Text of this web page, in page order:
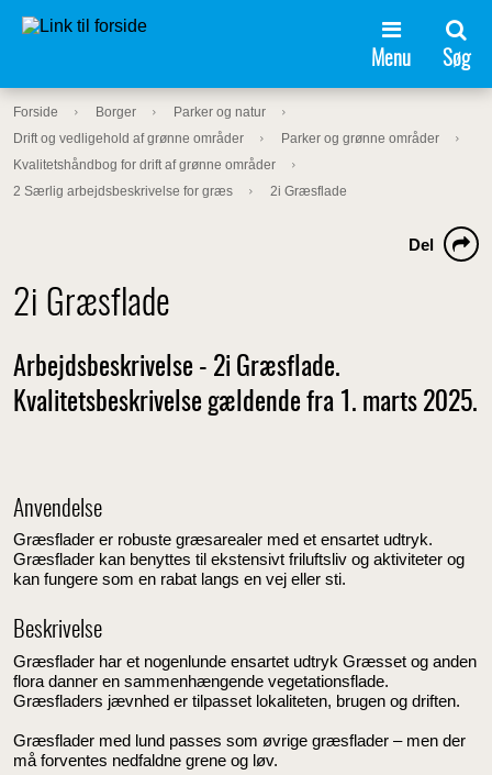
Menu Søg
Forside Borger
Parker og natur
Drift og vedligehold af grønne områder
Parker og grønne områder
Kvalitetshåndbog for drift af grønne områder
2 Særlig arbejdsbeskrivelse for græs
2i Græsflade
2i Græsflade
Del
Arbejdsbeskrivelse - 2i Græsflade.
Kvalitetsbeskrivelse gældende fra 1. marts 2025.
Anvendelse
Græsflader er robuste græsarealer med et ensartet udtryk.
Græsflader kan benyttes til ekstensivt friluftsliv og aktiviteter og
kan fungere som en rabat langs en vej eller sti.
Beskrivelse
Græsflader har et nogenlunde ensartet udtryk Græsset og anden
flora danner en sammenhængende vegetationsflade.
Græsfladers jævnhed er tilpasset lokaliteten, brugen og driften.
Græsflader med lund passes som øvrige græsflader – men der
må forventes nedfaldne grene og løv.